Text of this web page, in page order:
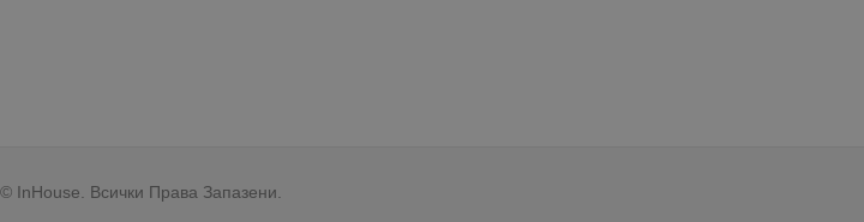
InHouse. Всички Права Запазени.